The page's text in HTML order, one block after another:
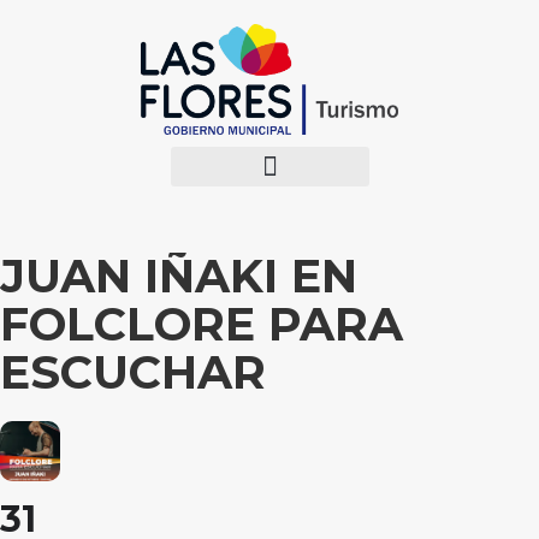
JUAN IÑAKI EN
FOLCLORE PARA
ESCUCHAR
31